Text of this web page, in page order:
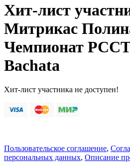
Хит-лист
Митрикас
Чемпионат
Bachata
Хит-лист участника не доступен!
Пользовательское соглашение,
персональных данных, Описание